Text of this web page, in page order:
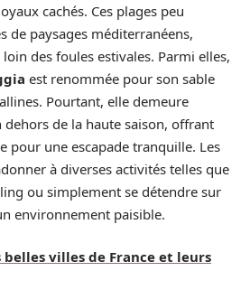
cachés. Ces plages peu
de paysages méditerranéens,
des foules estivales. Parmi elles,
est renommée pour son sable
Pourtant, elle demeure
de la haute saison, offrant
pour une escapade tranquille. Les
à diverses activités telles que
ou simplement se détendre sur
environnement paisible.
belles villes de France et leurs